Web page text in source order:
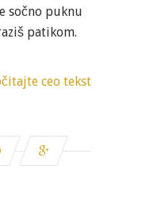
sočno puknu
patikom.
ceo tekst